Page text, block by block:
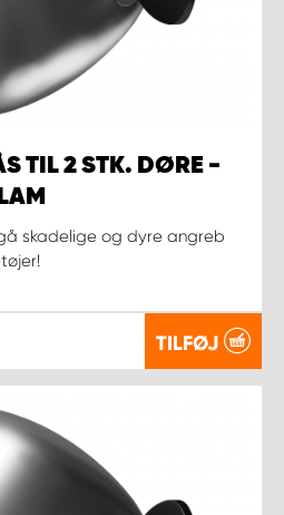
TIL 2 STK. DØRE -
skadelige og dyre angreb
TILFØJ